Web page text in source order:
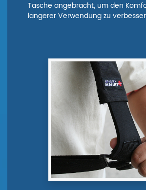
Tasche angebracht, um den
längerer Verwendung zu